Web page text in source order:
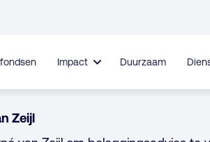
Impact Duurzaam
Zeijl